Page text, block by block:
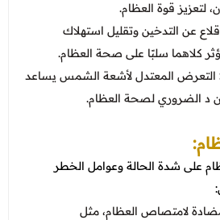
لتعزيز قوة العظام.
عن التدخين وتقليل استهلاك
كلاهما سلبًا على صحة العظام.
المعتدل لأشعة الشمس يساعد
د الضروري لصحة العظام.
على شدة الحالة وعوامل الخطر
لامتصاص العظام، مثل